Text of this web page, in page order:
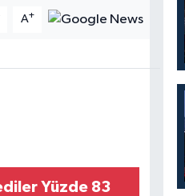
A+
Yüzde 83